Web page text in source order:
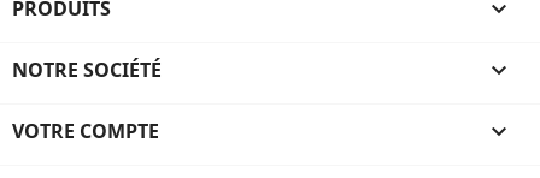
PRODUITS 
NOTRE SOCIÉTÉ 
VOTRE COMPTE 